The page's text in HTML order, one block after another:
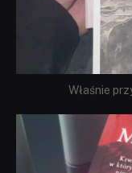
Właśnie